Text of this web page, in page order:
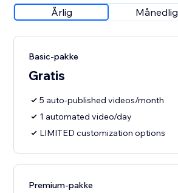
Årlig Månedlig
Basic-pakke
Gratis
5 auto-published videos/month
1 automated video/day
LIMITED customization options
Premium-pakke